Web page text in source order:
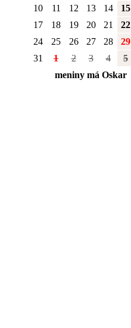
10
11 12 13 14 15
17
18 19 20 21 22
24
25 26 27 28 29
31
1 2 3 4 5
meniny má Oskar